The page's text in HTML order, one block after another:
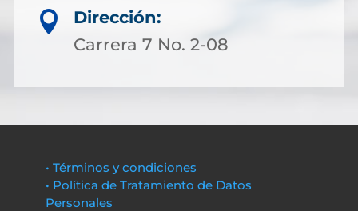

Dirección:
Carrera 7 No. 2-08
• Términos y condiciones
• Política de Tratamiento de Datos
Personales